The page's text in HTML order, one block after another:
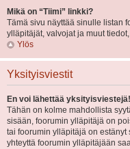
Mikä on “Tiimi” linkki?
Tämä sivu näyttää sinulle listan
ylläpitäjät, valvojat ja muut
Ylös
Yksityisviestit
En voi lähettää yksityisviestejä!
Tähän on kolme mahdollista
sisään, foorumin ylläpitäjä on
tai foorumin ylläpitäjä on
yhteyttä foorumin ylläpitäjään